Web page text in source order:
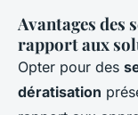
Avantages des
rapport aux
Opter pour des
dératisation